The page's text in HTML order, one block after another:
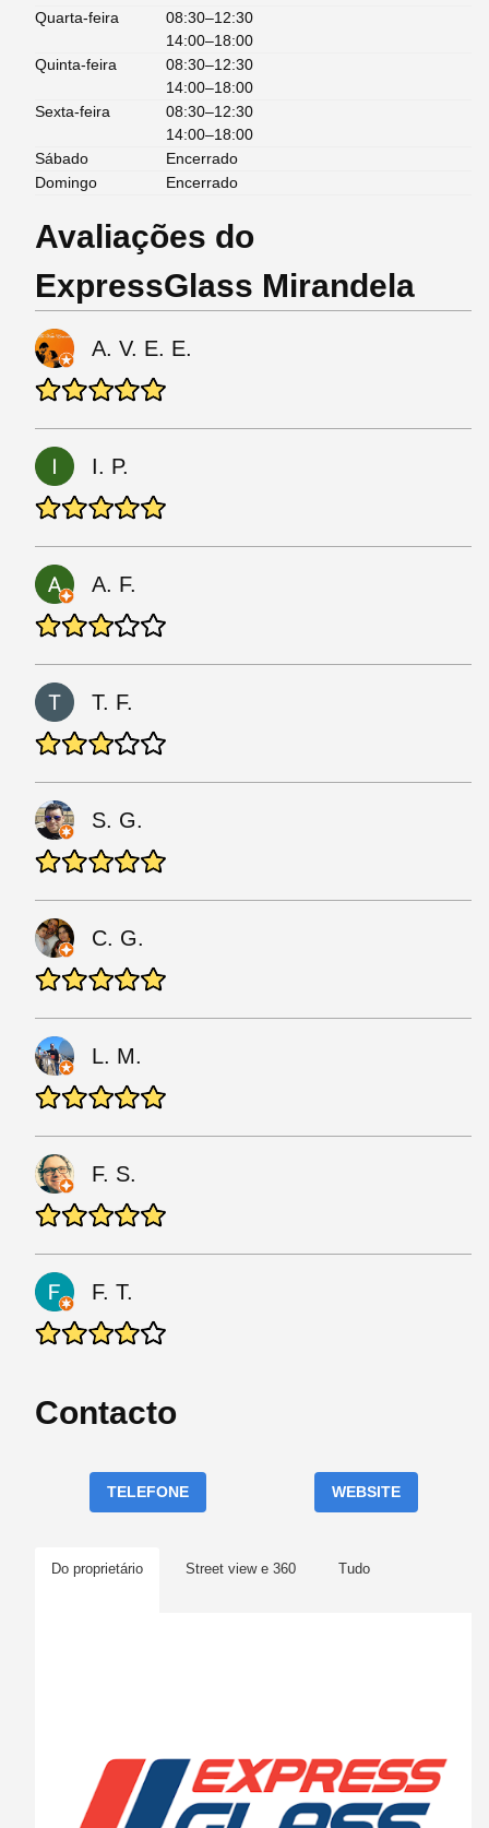
Quarta-feira
08:30–12:30
14:00–18:00
Quinta-feira
08:30–12:30
14:00–18:00
Sexta-feira
08:30–12:30
14:00–18:00
Sábado
Encerrado
Domingo
Encerrado
Avaliações do
ExpressGlass Mirandela
A. V. E. E.
I. P.
A. F.
T. F.
S. G.
C. G.
L. M.
F. S.
F. T.
Contacto
TELEFONE WEBSITE
Do proprietário Street view e 360 Tudo